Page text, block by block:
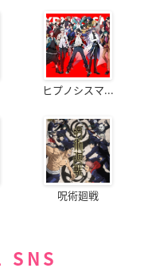
ヒプノシスマ...
呪術廻戦
SNS